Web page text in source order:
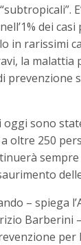
dei
in rarissimi
la malattia
prevenzione
oggi sono
oltre 250
– spiega
Barberini
per